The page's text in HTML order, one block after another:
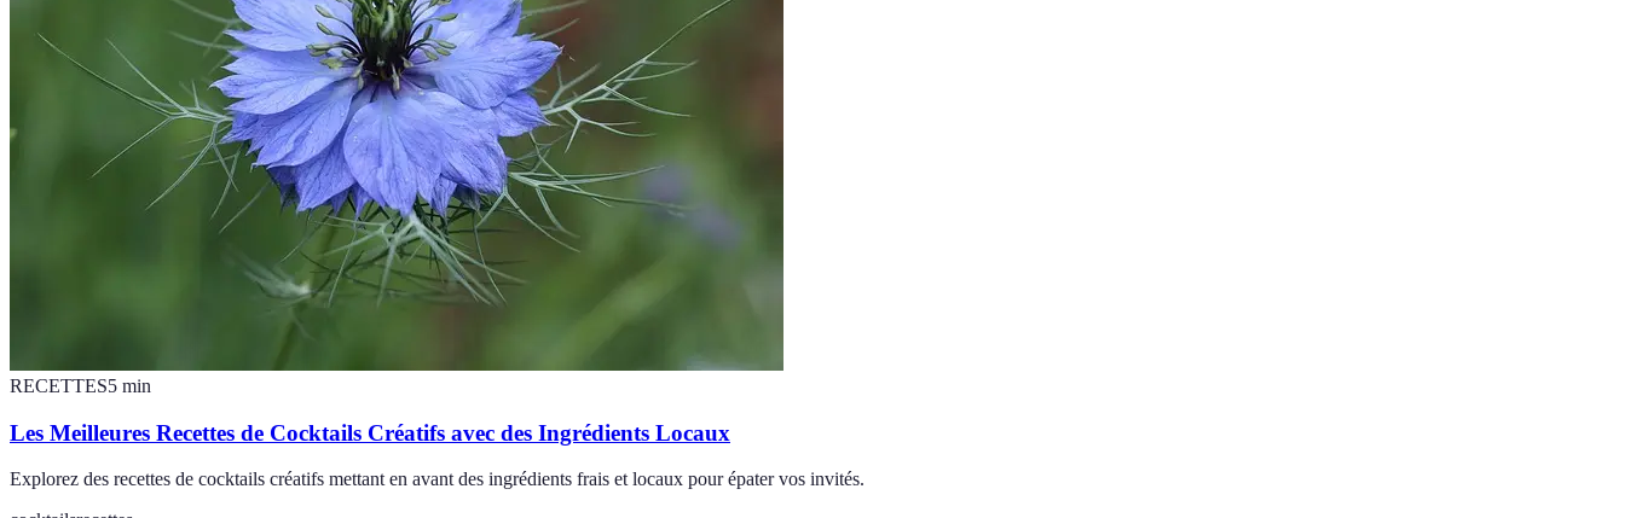
RECETTES5 min
Les Meilleures Recettes de Cocktails Créatifs avec des Ingrédients Locaux
Explorez des recettes de cocktails créatifs mettant en avant des ingrédients frais et locaux pour épater vos invités.